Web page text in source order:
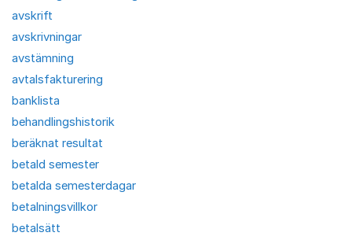
avskrift
avskrivningar
avstämning
avtalsfakturering
banklista
behandlingshistorik
beräknat resultat
betald semester
betalda semesterdagar
betalningsvillkor
betalsätt